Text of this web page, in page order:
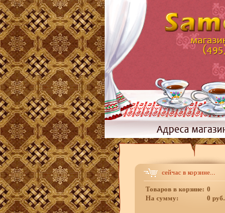
сейчас в корзине...
Товаров в корзине: 0
На сумму:
0 руб.